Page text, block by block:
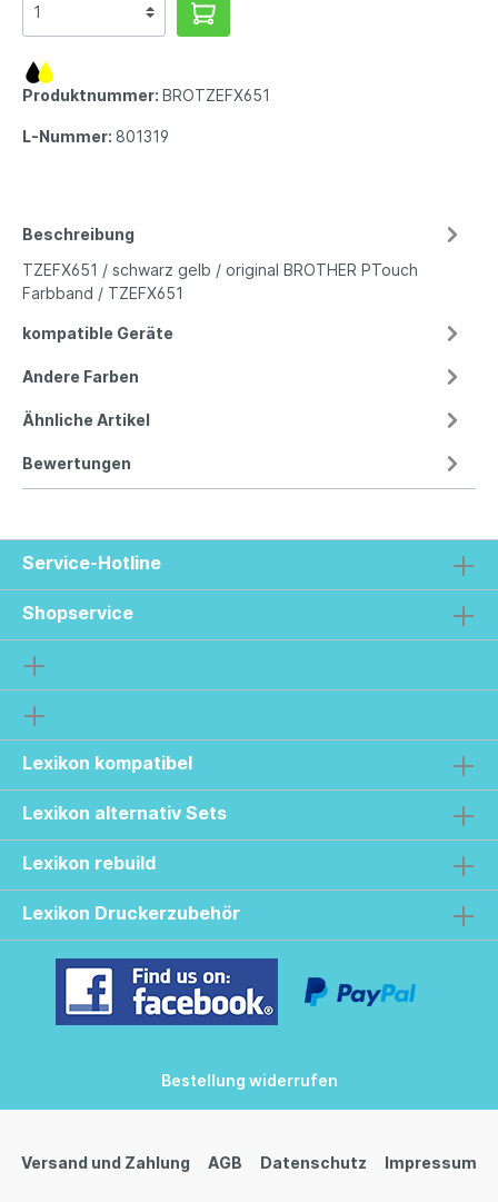
Produktnummer: BROTZEFX651
L-Nummer: 801319
Beschreibung
TZEFX651 / schwarz gelb / original BROTHER PTouch
Farbband / TZEFX651
kompatible Geräte
Andere Farben
Ähnliche Artikel
Bewertungen
Service-Hotline
Shopservice
Lexikon kompatibel
Lexikon alternativ Sets
Lexikon rebuild
Lexikon Druckerzubehör
Bestellung widerrufen
Versand und Zahlung AGB Datenschutz Impressum